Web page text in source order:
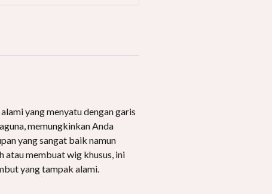
yang menyatu dengan garis
memungkinkan Anda
yang sangat baik namun
atau membuat wig khusus, ini
yang tampak alami.